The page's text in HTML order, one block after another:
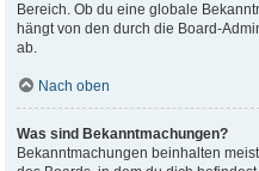
Bereich. Ob du eine globale
hängt von den durch die Board-
ab.
Nach oben
Was sind Bekanntmachungen?
Bekanntmachungen beinhalten